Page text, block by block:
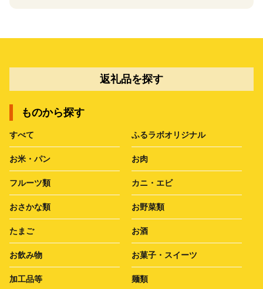
返礼品を探す
ものから探す
すべて ふるラボオリジナル
お米・パン お肉
フルーツ類 カニ・エビ
おさかな類 お野菜類
たまご お酒
お飲み物 お菓子・スイーツ
加工品等 麺類